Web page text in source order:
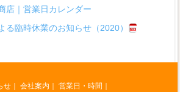
店｜営業日カレンダー
る臨時休業のお知らせ（2020）
せ ｜会社案内 ｜営業日・時間｜